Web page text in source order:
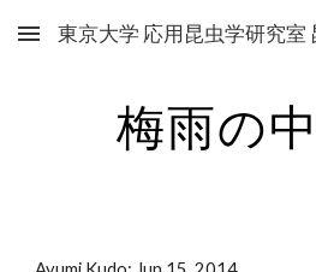
Skip to main content
梅雨の